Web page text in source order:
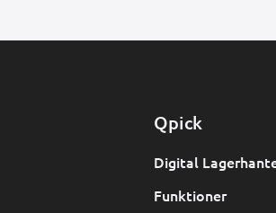
Qpick
Digital
Funktioner